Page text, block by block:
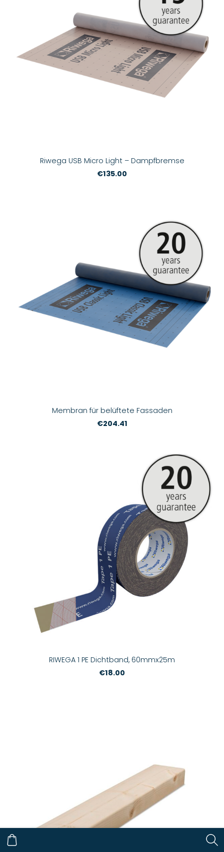
Riwega USB Micro Light – Dampfbremse
€135.00
Membran für belüftete Fassaden
€204.41
RIWEGA 1 PE Dichtband, 60mmx25m
€18.00